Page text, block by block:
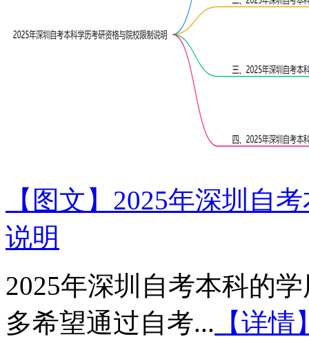
【图文】2025年深圳自
说明
2025年深圳自考本科的
多希望通过自考... 【详情